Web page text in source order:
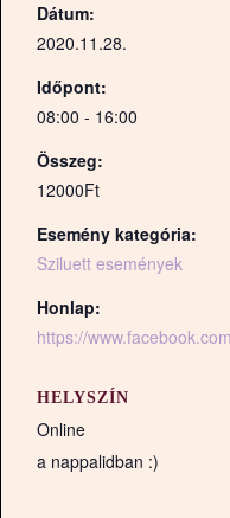
Dátum:
2020.11.28.
Időpont:
08:00 - 16:00
Összeg:
12000Ft
Esemény kategória:
Sziluett események
Honlap:
https://
HELYSZÍN
Online
a nappalidban :)